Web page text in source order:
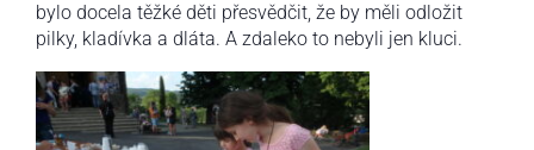
bylo docela těžké děti přesvědčit, že by měli odložit
pilky, kladívka a dláta. A zdaleko to nebyli jen kluci.